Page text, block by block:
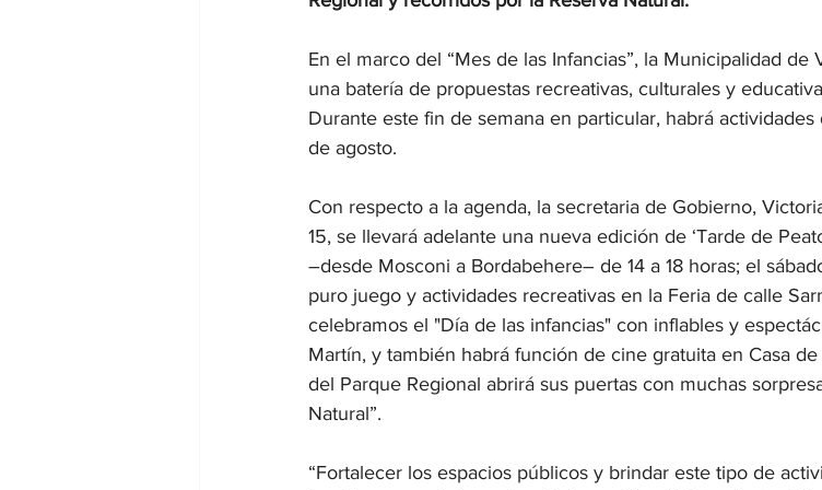
En el marco del “Mes de las Infancias”, la Municipalidad
una batería de propuestas recreativas, culturales y
Durante este fin de semana en particular, habrá
de agosto.
Con respecto a la agenda, la secretaria de Gobierno,
15, se llevará adelante una nueva edición de ‘Tarde de
–desde Mosconi a Bordabehere– de 14 a 18 horas; el
puro juego y actividades recreativas en la Feria de calle
celebramos el "Día de las infancias" con inflables y
Martín, y también habrá función de cine gratuita en Casa de
del Parque Regional abrirá sus puertas con muchas
Natural”.
“Fortalecer los espacios públicos y brindar este tipo de